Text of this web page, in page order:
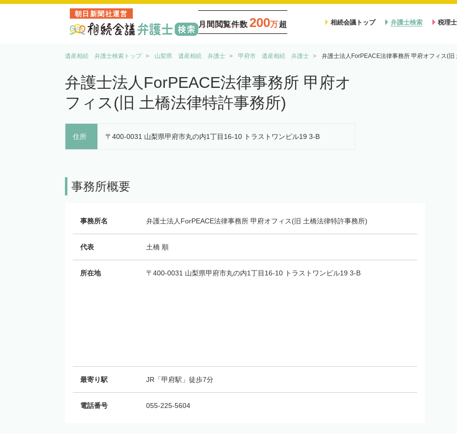
朝日新聞社運営
月間閲覧件数 200万超 相続会議トップ 弁護士検索 税理
遺産相続 弁護士検索トップ 山梨県 遺産相続 弁護士 甲府市 遺産相続 弁護士 弁護士法人ForPEACE法律事務所 甲府オフィス(
弁護士法人ForPEACE法律事務所 甲府オ
フィス(旧 土橋法律特許事務所)
住所 〒400-0031 山梨県甲府市丸の内1丁目16-10 トラストワンビル19 3-B
事務所概要
事務所名 弁護士法人ForPEACE法律事務所 甲府オフィス(旧 土橋法律特許事務所)
代表 土橋 順
所在地 〒400-0031 山梨県甲府市丸の内1丁目16-10 トラストワンビル19 3-B
最寄り駅 JR「甲府駅」徒歩7分
電話番号 055-225-5604